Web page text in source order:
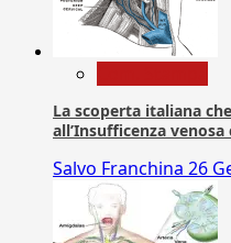
La scoperta italiana
all’Insufficenza venosa
Salvo Franchina 26